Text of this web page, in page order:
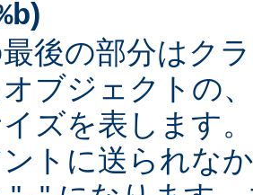
)
後の部分はク
ブジェクトの
ズを表します
トに送られな